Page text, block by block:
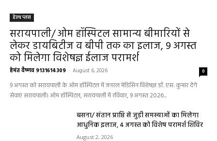
हेल्थ प्लस
सरायपाली/ ओम हॉस्पिटल सामान्य बीमारियों से
लेकर डायबिटीज व बीपी तक का इलाज, 9 अगस्त
को मिलेगा विशेषज्ञ ईलाज परामर्श
हेमंत वैष्णव 9131614309 - August 6, 2026 0
9 अगस्त को सरायपाली के ओम हॉस्पिटल में जनरल मेडिसिन विशेषज्ञ डॉ. एस. कुमार देंगे
सेवाएं सरायपाली। ओम हॉस्पिटल, सरायपाली में रविवार, 9 अगस्त 2026...
बसना/ संतान प्राप्ति से जुड़ी समस्याओं का मिलेगा
आधुनिक इलाज, 4 अगस्त को विशेष परामर्श शिविर
August 2, 2026